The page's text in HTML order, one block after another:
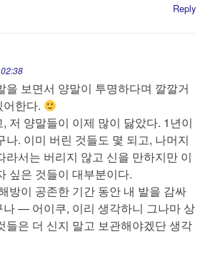
Reply
을 보면서 양말이 투명하다며 깔깔거
한다.
저 양말들이 이제 많이 닳았다. 1년이
나. 이미 버린 것들도 몇 되고, 나머지
라서는 버리지 않고 신을 만하지만 이
싶은 것들이 대부분이다.
방이 공존한 기간 동안 내 발을 감싸
나 — 어이쿠, 이리 생각하니 그나마 상
들은 더 신지 말고 보관해야겠단 생각